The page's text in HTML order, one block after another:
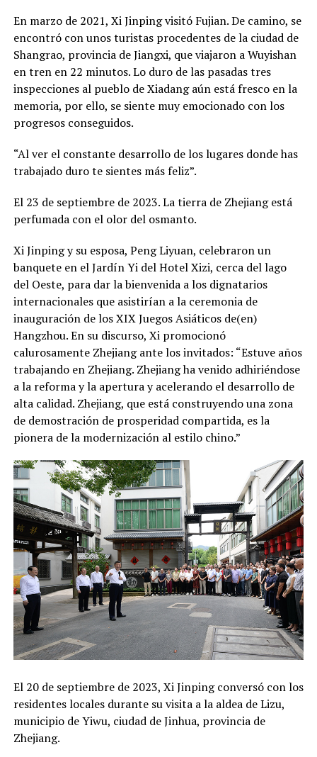
En marzo de 2021, Xi Jinping visitó Fujian. De camino, se
encontró con unos turistas procedentes de la ciudad de
Shangrao, provincia de Jiangxi, que viajaron a Wuyishan
en tren en 22 minutos. Lo duro de las pasadas tres
inspecciones al pueblo de Xiadang aún está fresco en la
memoria, por ello, se siente muy emocionado con los
progresos conseguidos.
“Al ver el constante desarrollo de los lugares donde has
trabajado duro te sientes más feliz”.
El 23 de septiembre de 2023. La tierra de Zhejiang está
perfumada con el olor del osmanto.
Xi Jinping y su esposa, Peng Liyuan, celebraron un
banquete en el Jardín Yi del Hotel Xizi, cerca del lago
del Oeste, para dar la bienvenida a los dignatarios
internacionales que asistirían a la ceremonia de
inauguración de los XIX Juegos Asiáticos de(en)
Hangzhou. En su discurso, Xi promocionó
calurosamente Zhejiang ante los invitados: “Estuve años
trabajando en Zhejiang. Zhejiang ha venido adhiriéndose
a la reforma y la apertura y acelerando el desarrollo de
alta calidad. Zhejiang, que está construyendo una zona
de demostración de prosperidad compartida, es la
pionera de la modernización al estilo chino.”
El 20 de septiembre de 2023, Xi Jinping conversó con los
residentes locales durante su visita a la aldea de Lizu,
municipio de Yiwu, ciudad de Jinhua, provincia de
Zhejiang.